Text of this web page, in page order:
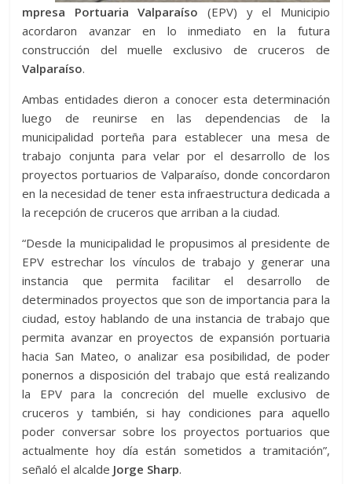
mpresa Portuaria Valparaíso (EPV) y el Municipio
acordaron avanzar en lo inmediato en la futura
construcción del muelle exclusivo de cruceros de
Valparaíso.
Ambas entidades dieron a conocer esta determinación
luego de reunirse en las dependencias de la
municipalidad porteña para establecer una mesa de
trabajo conjunta para velar por el desarrollo de los
proyectos portuarios de Valparaíso, donde concordaron
en la necesidad de tener esta infraestructura dedicada a
la recepción de cruceros que arriban a la ciudad.
“Desde la municipalidad le propusimos al presidente de
EPV estrechar los vínculos de trabajo y generar una
instancia que permita facilitar el desarrollo de
determinados proyectos que son de importancia para la
ciudad, estoy hablando de una instancia de trabajo que
permita avanzar en proyectos de expansión portuaria
hacia San Mateo, o analizar esa posibilidad, de poder
ponernos a disposición del trabajo que está realizando
la EPV para la concreción del muelle exclusivo de
cruceros y también, si hay condiciones para aquello
poder conversar sobre los proyectos portuarios que
actualmente hoy día están sometidos a tramitación”,
señaló el alcalde Jorge Sharp.